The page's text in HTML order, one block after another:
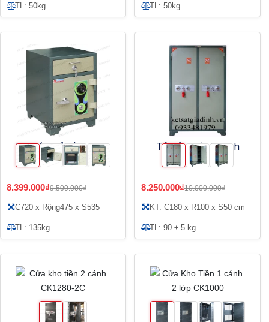
TL: 50kg TL: 50kg
Két Sắt thả tiền ngăn
kéo Adelbank KT72
8.399.000₫9.500.000₫
C720 x Rộng475 x S535
TL: 135kg
Tủ bảo mật 2 cánh
khóa cơ T2C-KC
8.250.000₫10.000.000₫
KT: C180 x R100 x S50 cm
TL: 90 ± 5 kg